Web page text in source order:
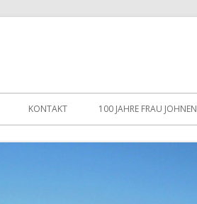
KONTAKT 100 JAHRE FRAU JOHNEN